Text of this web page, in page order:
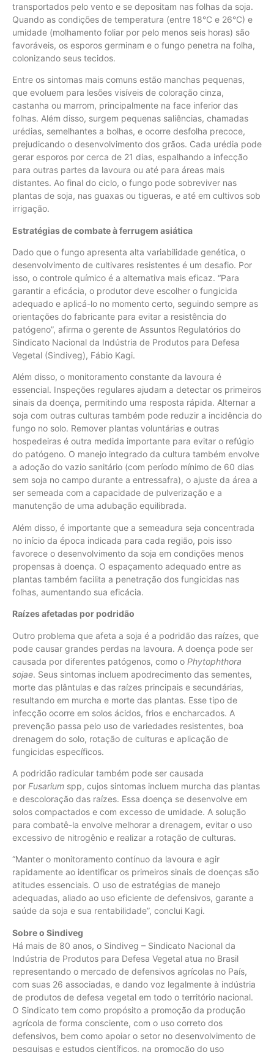
transportados pelo vento e se depositam nas folhas da soja.
Quando as condições de temperatura (entre 18°C e 26°C) e
umidade (molhamento foliar por pelo menos seis horas) são
favoráveis, os esporos germinam e o fungo penetra na folha,
colonizando seus tecidos.
Entre os sintomas mais comuns estão manchas pequenas,
que evoluem para lesões visíveis de coloração cinza,
castanha ou marrom, principalmente na face inferior das
folhas. Além disso, surgem pequenas saliências, chamadas
urédias, semelhantes a bolhas, e ocorre desfolha precoce,
prejudicando o desenvolvimento dos grãos. Cada urédia pode
gerar esporos por cerca de 21 dias, espalhando a infecção
para outras partes da lavoura ou até para áreas mais
distantes. Ao final do ciclo, o fungo pode sobreviver nas
plantas de soja, nas guaxas ou tigueras, e até em cultivos sob
irrigação.
Estratégias de combate à ferrugem asiática
Dado que o fungo apresenta alta variabilidade genética, o
desenvolvimento de cultivares resistentes é um desafio. Por
isso, o controle químico é a alternativa mais eficaz. “Para
garantir a eficácia, o produtor deve escolher o fungicida
adequado e aplicá-lo no momento certo, seguindo sempre as
orientações do fabricante para evitar a resistência do
patógeno”, afirma o gerente de Assuntos Regulatórios do
Sindicato Nacional da Indústria de Produtos para Defesa
Vegetal (Sindiveg), Fábio Kagi.
Além disso, o monitoramento constante da lavoura é
essencial. Inspeções regulares ajudam a detectar os primeiros
sinais da doença, permitindo uma resposta rápida. Alternar a
soja com outras culturas também pode reduzir a incidência do
fungo no solo. Remover plantas voluntárias e outras
hospedeiras é outra medida importante para evitar o refúgio
do patógeno. O manejo integrado da cultura também envolve
a adoção do vazio sanitário (com período mínimo de 60 dias
sem soja no campo durante a entressafra), o ajuste da área a
ser semeada com a capacidade de pulverização e a
manutenção de uma adubação equilibrada.
Além disso, é importante que a semeadura seja concentrada
no início da época indicada para cada região, pois isso
favorece o desenvolvimento da soja em condições menos
propensas à doença. O espaçamento adequado entre as
plantas também facilita a penetração dos fungicidas nas
folhas, aumentando sua eficácia.
Raízes afetadas por podridão
Outro problema que afeta a soja é a podridão das raízes, que
pode causar grandes perdas na lavoura. A doença pode ser
causada por diferentes patógenos, como o Phytophthora
sojae. Seus sintomas incluem apodrecimento das sementes,
morte das plântulas e das raízes principais e secundárias,
resultando em murcha e morte das plantas. Esse tipo de
infecção ocorre em solos ácidos, frios e encharcados. A
prevenção passa pelo uso de variedades resistentes, boa
drenagem do solo, rotação de culturas e aplicação de
fungicidas específicos.
A podridão radicular também pode ser causada
por Fusarium spp, cujos sintomas incluem murcha das plantas
e descoloração das raízes. Essa doença se desenvolve em
solos compactados e com excesso de umidade. A solução
para combatê-la envolve melhorar a drenagem, evitar o uso
excessivo de nitrogênio e realizar a rotação de culturas.
“Manter o monitoramento contínuo da lavoura e agir
rapidamente ao identificar os primeiros sinais de doenças são
atitudes essenciais. O uso de estratégias de manejo
adequadas, aliado ao uso eficiente de defensivos, garante a
saúde da soja e sua rentabilidade”, conclui Kagi.
Sobre o Sindiveg
Há mais de 80 anos, o Sindiveg – Sindicato Nacional da
Indústria de Produtos para Defesa Vegetal atua no Brasil
representando o mercado de defensivos agrícolas no País,
com suas 26 associadas, e dando voz legalmente à indústria
de produtos de defesa vegetal em todo o território nacional.
O Sindicato tem como propósito a promoção da produção
agrícola de forma consciente, com o uso correto dos
defensivos, bem como apoiar o setor no desenvolvimento de
pesquisas e estudos científicos, na promoção do uso